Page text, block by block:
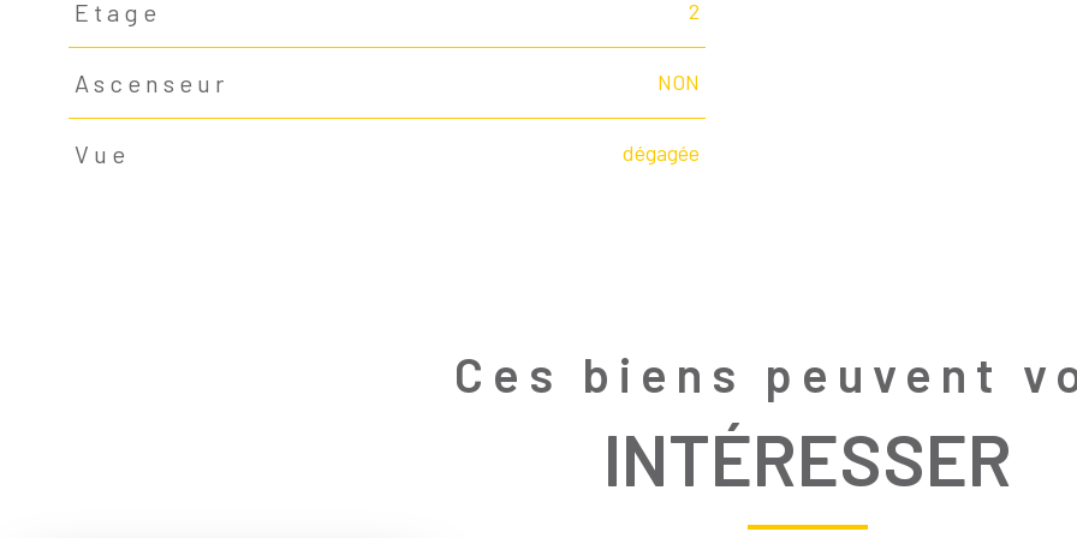
Etage 2
Ascenseur NON
Vue dégagée
Ces biens peuvent
INTÉRESSER